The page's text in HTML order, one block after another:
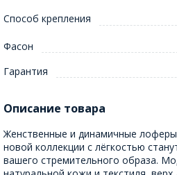
Способ крепления
Фасон
Гарантия
Описание товара
Женственные и динамичные
новой коллекции с лёгкостью
вашего стремительного образа.